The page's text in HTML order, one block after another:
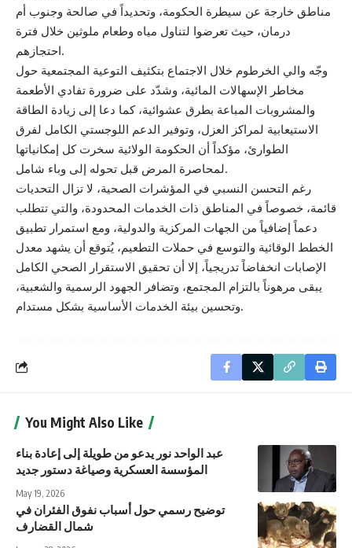
مناطق خارجة عن سيطرة الحكومة، وتحديداً في صالحة وجنوب أم
درمان، حيث تعرضوا لتناول مياه وطعام ملوثين خلال فترة
احتجازهم.
وجّه والي الخرطوم خلال الاجتماع بتكثيف التوعية المجتمعية حول
مخاطر الإسهالات المائية، وشدّد على ضرورة تفادي الأطعمة
والمشروبات المباعة بطرق عشوائية، كما دعا إلى زيادة الطاقة
الاستيعابية لمراكز العزل، وتوفير الدعم اللوجستي الكامل لفرق
الطوارئ، مؤكداً أن الحكومة الولائية سخرت كل إمكانياتها
لمحاصرة المرض قبل تحوله إلى وباء شامل.
رغم التحسن النسبي في المؤشرات الصحية، لا تزال التحديات
قائمة، خصوصاً في المناطق ذات الخدمات المحدودة، والتي تتطلب
دعماً إضافياً من الجهات المركزية والدولية، ومع استمرار تطبيق
الخطط الوقائية والتوسع في حملات التطعيم، يُتوقع أن يشهد معدل
الإصابات انخفاضاً تدريجياً، إلا أن تحقيق الاستقرار الصحي الكامل
يبقى مرهوناً بالتزام المجتمع، وتضافر الجهود الرسمية والشعبية،
وتحسين بيئة الخدمات الأساسية بشكل مستدام.
You Might Also Like
عبد الواحد نور يدعو من طويلة إلى إعادة بناء
المؤسسة العسكرية وصياغة دستور جديد
May 19, 2026
توضيح رسمي حول أسباب نفوق الفئران في
شمال القضارف